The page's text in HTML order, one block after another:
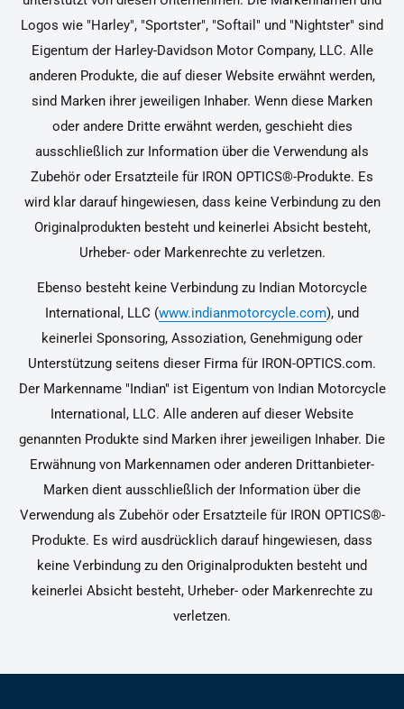
Logos wie "Harley", "Sportster", "Softail" und "Nightster" sind
Eigentum der Harley-Davidson Motor Company, LLC. Alle
anderen Produkte, die auf dieser Website erwähnt werden,
sind Marken ihrer jeweiligen Inhaber. Wenn diese Marken
oder andere Dritte erwähnt werden, geschieht dies
ausschließlich zur Information über die Verwendung als
Zubehör oder Ersatzteile für IRON OPTICS®-Produkte. Es
wird klar darauf hingewiesen, dass keine Verbindung zu den
Originalprodukten besteht und keinerlei Absicht besteht,
Urheber- oder Markenrechte zu verletzen.
Ebenso besteht keine Verbindung zu Indian Motorcycle
International, LLC (www.indianmotorcycle.com), und
keinerlei Sponsoring, Assoziation, Genehmigung oder
Unterstützung seitens dieser Firma für IRON-OPTICS.com.
Der Markenname "Indian" ist Eigentum von Indian Motorcycle
International, LLC. Alle anderen auf dieser Website
genannten Produkte sind Marken ihrer jeweiligen Inhaber. Die
Erwähnung von Markennamen oder anderen Drittanbieter-
Marken dient ausschließlich der Information über die
Verwendung als Zubehör oder Ersatzteile für IRON OPTICS®-
Produkte. Es wird ausdrücklich darauf hingewiesen, dass
keine Verbindung zu den Originalprodukten besteht und
keinerlei Absicht besteht, Urheber- oder Markenrechte zu
verletzen.